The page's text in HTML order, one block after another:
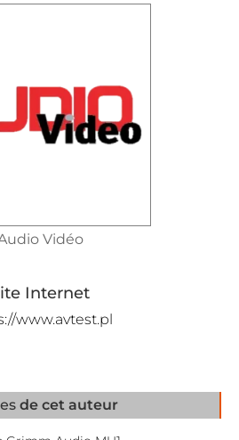
Vidéo
Internet
www.avtest.pl
de cet auteur